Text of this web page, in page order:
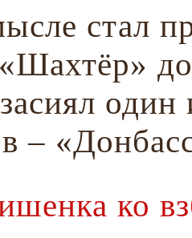
стал
«Шахтёр»
–
ко